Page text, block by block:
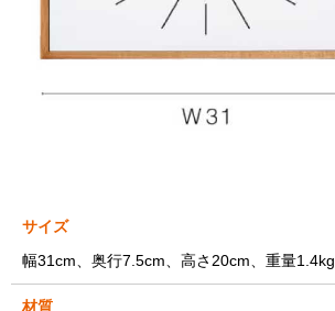
サイズ
幅31cm、奥行7.5cm、高さ20cm、重量1.4kg
材質